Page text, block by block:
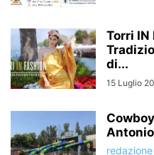
Torri IN
di...
15 Luglio
redazione